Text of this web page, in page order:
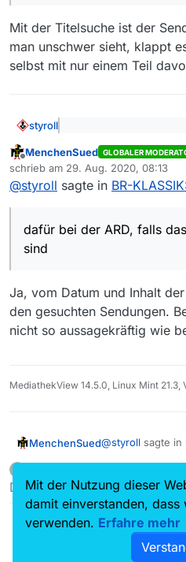
Mit der Titelsuche ist der
man unschwer sieht, klappt
selbst mit nur einem Teil
styroll
finden?
Das ist wohl kaum der
wenn man mit einem
Sendungen aber von
gleichen Beiträge sind)…
Offline
MenchenSued GLOBALER
schrieb am 29. Aug. 2020, 08:13
zuletzt editiert von
@styroll sagte in BR-
dafür bei der ARD, falls
sind
Ja, vom Datum und Inhalt
den gesuchten Sendungen.
nicht so aussagekräftig wie
MediathekView 14.5.0, Linux Mint 21.3,
MenchenSued@styroll sagte in
dafür bei der
Beiträge sind
Ja, vom Datum
sie zu den
der Titel leider
Offline
Dieser Beitrag wurde
Mit der Nutzung dieser
damit einverstanden, dass
verwenden. Erfahre mehr